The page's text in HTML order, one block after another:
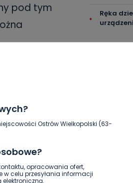
Ostrów Wielkopolski (63-
opracowania ofert,
w celu przesyłania informacji
pod tym
SKOPIUJ LINK
Ręka